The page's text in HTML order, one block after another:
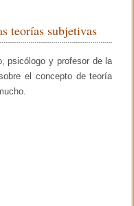
teorías subjetivas
psicólogo y profesor de la
el concepto de teoría